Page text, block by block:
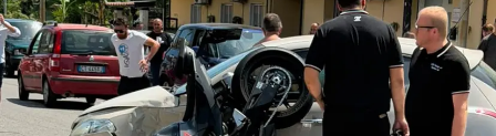
Attualità
Economia e lavoro